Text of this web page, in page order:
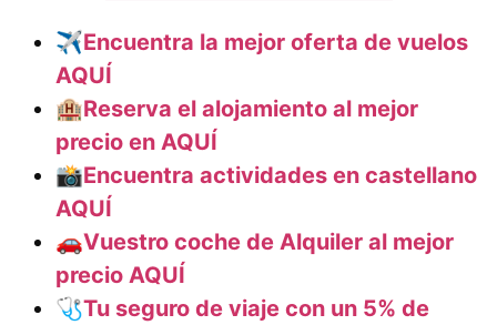
✈️Encuentra la mejor oferta de vuelos
AQUÍ
🏨Reserva el alojamiento al mejor
precio en AQUÍ
📸Encuentra actividades en castellano
AQUÍ
🚗Vuestro coche de Alquiler al mejor
precio AQUÍ
🩺Tu seguro de viaje con un 5% de